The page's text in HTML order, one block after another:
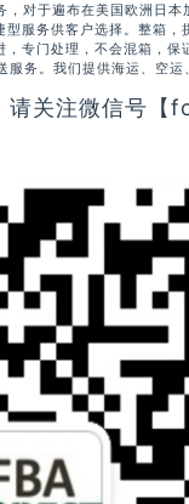
对于遍布在美国欧洲日本
服务供客户选择。整箱，
专门处理，不会混箱，保
务。我们提供海运、空运
关注微信号【